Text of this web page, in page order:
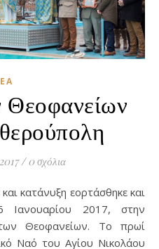
/ 0 σχόλια
2017, στην
Θεοφανείων. Το πρωί
Ναό του Αγίου Νικολάου